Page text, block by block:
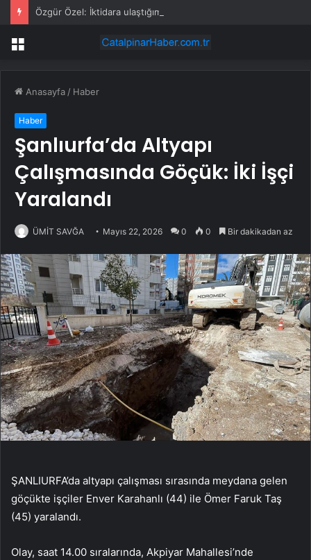
Menü
Anasayfa / Haber
Haber
Şanlıurfa’da Altyapı
Çalışmasında Göçük: İki İşçi
Yaralandı
ÜMİT SAVĞA Mayıs 22, 2026 0 0 Bir dakikadan az
ŞANLIURFA’da altyapı çalışması sırasında meydana gelen
göçükte işçiler Enver Karahanlı (44) ile Ömer Faruk Taş
(45) yaralandı.
Olay, saat 14.00 sıralarında, Akpiyar Mahallesi’nde